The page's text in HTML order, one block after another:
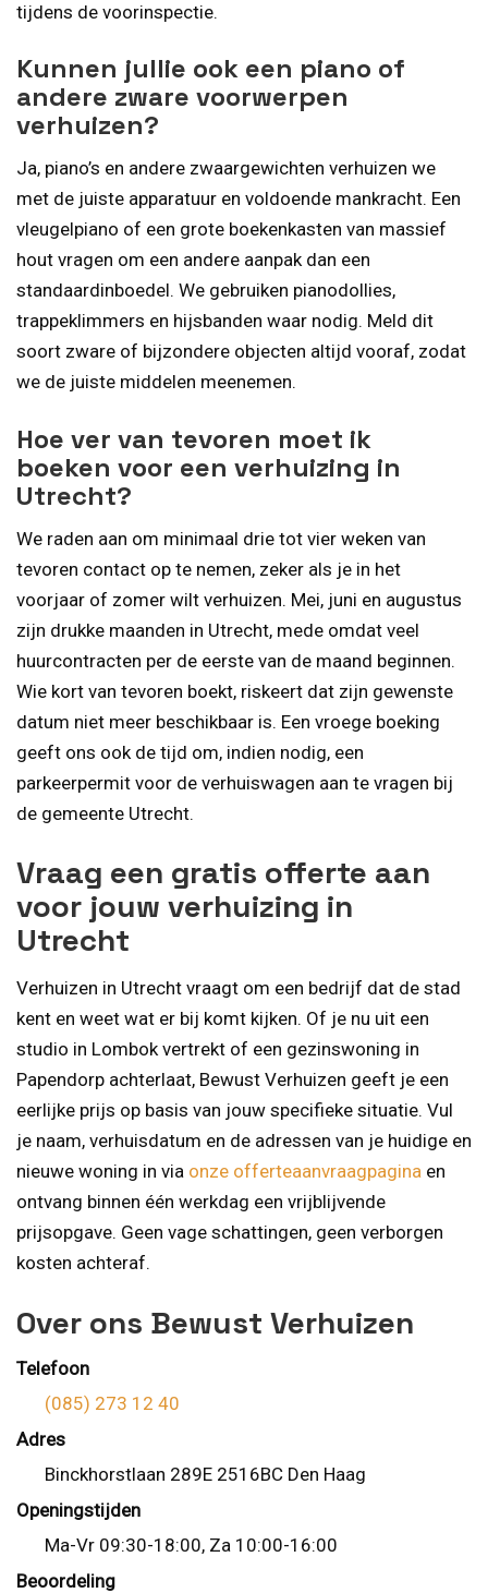
tijdens de voorinspectie.
Kunnen jullie ook een piano of
andere zware voorwerpen
verhuizen?
Ja, piano’s en andere zwaargewichten verhuizen we
met de juiste apparatuur en voldoende mankracht. Een
vleugelpiano of een grote boekenkasten van massief
hout vragen om een andere aanpak dan een
standaardinboedel. We gebruiken pianodollies,
trappeklimmers en hijsbanden waar nodig. Meld dit
soort zware of bijzondere objecten altijd vooraf, zodat
we de juiste middelen meenemen.
Hoe ver van tevoren moet ik
boeken voor een verhuizing in
Utrecht?
We raden aan om minimaal drie tot vier weken van
tevoren contact op te nemen, zeker als je in het
voorjaar of zomer wilt verhuizen. Mei, juni en augustus
zijn drukke maanden in Utrecht, mede omdat veel
huurcontracten per de eerste van de maand beginnen.
Wie kort van tevoren boekt, riskeert dat zijn gewenste
datum niet meer beschikbaar is. Een vroege boeking
geeft ons ook de tijd om, indien nodig, een
parkeerpermit voor de verhuiswagen aan te vragen bij
de gemeente Utrecht.
Vraag een gratis offerte aan
voor jouw verhuizing in
Utrecht
Verhuizen in Utrecht vraagt om een bedrijf dat de stad
kent en weet wat er bij komt kijken. Of je nu uit een
studio in Lombok vertrekt of een gezinswoning in
Papendorp achterlaat, Bewust Verhuizen geeft je een
eerlijke prijs op basis van jouw specifieke situatie. Vul
je naam, verhuisdatum en de adressen van je huidige en
nieuwe woning in via onze offerteaanvraagpagina en
ontvang binnen één werkdag een vrijblijvende
prijsopgave. Geen vage schattingen, geen verborgen
kosten achteraf.
Over ons Bewust Verhuizen
Telefoon
(085) 273 12 40
Adres
Binckhorstlaan 289E 2516BC Den Haag
Openingstijden
Ma-Vr 09:30-18:00, Za 10:00-16:00
Beoordeling